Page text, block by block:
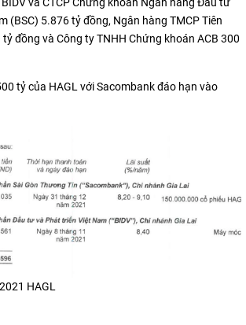
(BSC) 5.876 tỷ đồng, Ngân hàng TMCP Tiên
đồng và Công ty TNHH Chứng khoán ACB 300
tỷ của HAGL với Sacombank đáo hạn vào
HAGL